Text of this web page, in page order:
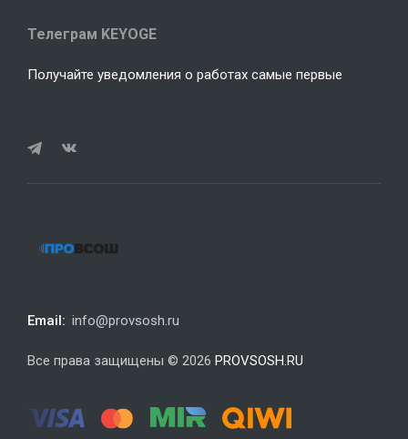
Телеграм KEYOGE
Получайте уведомления о работах самые первые
Email: info@provsosh.ru
Все права защищены © 2026 PROVSOSH.RU